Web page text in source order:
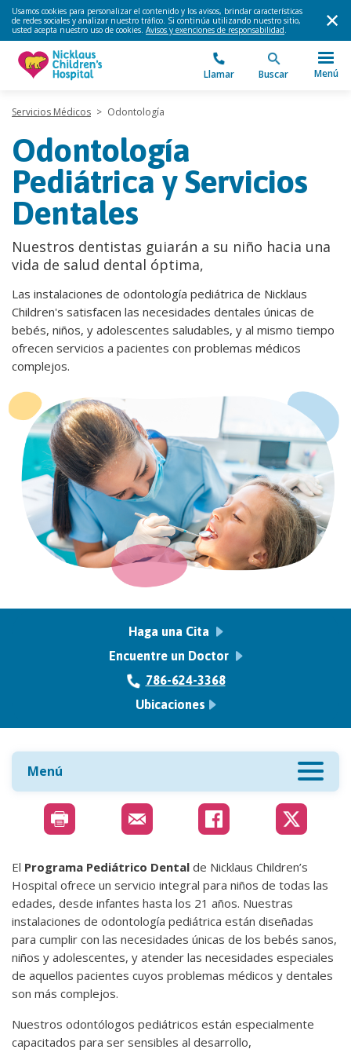
Usamos cookies para personalizar el contenido y los avisos, brindar características
de redes sociales y analizar nuestro tráfico. Si continúa utilizando nuestro sitio,
usted acepta nuestro uso de cookies. Avisos y exenciones de responsabilidad.
Llamar Buscar Menú
Servicios Médicos > Odontología
Odontología
Pediátrica y Servicios
Dentales
Nuestros dentistas guiarán a su niño hacia una
vida de salud dental óptima,
Las instalaciones de odontología pediátrica de Nicklaus
Children's satisfacen las necesidades dentales únicas de
bebés, niños, y adolescentes saludables, y al mismo tiempo
ofrecen servicios a pacientes con problemas médicos
complejos.
Haga una Cita
Encuentre un Doctor
786-624-3368
Ubicaciones
Menú
El Programa Pediátrico Dental de Nicklaus Children’s
Hospital ofrece un servicio integral para niños de todas las
edades, desde infantes hasta los 21 años. Nuestras
instalaciones de odontología pediátrica están diseñadas
para cumplir con las necesidades únicas de los bebés sanos,
niños y adolescentes, y atender las necesidades especiales
de aquellos pacientes cuyos problemas médicos y dentales
son más complejos.
Nuestros odontólogos pediátricos están especialmente
capacitados para ser sensibles al desarrollo,